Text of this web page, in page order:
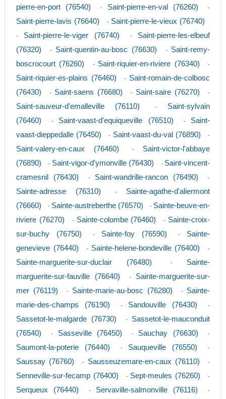
pierre-en-port (76540)
- Saint-pierre-en-val (76260) -
Saint-pierre-lavis (76640) - Saint-pierre-le-vieux (76740)
- Saint-pierre-le-viger (76740) - Saint-pierre-les-elbeuf
(76320)
- Saint-quentin-au-bosc (76630) - Saint-remy-
boscrocourt (76260)
- Saint-riquier-en-riviere (76340) -
Saint-riquier-es-plains (76460) - Saint-romain-de-colbosc
(76430)
- Saint-saens (76680) - Saint-saire (76270) -
Saint-sauveur-d'emalleville (76110) - Saint-sylvain
(76460)
- Saint-vaast-d'equiqueville (76510) - Saint-
vaast-dieppedalle (76450)
- Saint-vaast-du-val (76890) -
Saint-valery-en-caux (76460) - Saint-victor-l'abbaye
(76890)
- Saint-vigor-d'ymonville (76430) - Saint-vincent-
cramesnil (76430)
- Saint-wandrille-rancon (76490) -
Sainte-adresse (76310) - Sainte-agathe-d'aliermont
(76660)
- Sainte-austreberthe (76570) - Sainte-beuve-en-
riviere (76270)
- Sainte-colombe (76460) - Sainte-croix-
sur-buchy (76750)
- Sainte-foy (76590) - Sainte-
genevieve (76440)
- Sainte-helene-bondeville (76400) -
Sainte-marguerite-sur-duclair (76480) - Sainte-
marguerite-sur-fauville (76640)
- Sainte-marguerite-sur-
mer (76119)
- Sainte-marie-au-bosc (76280) - Sainte-
marie-des-champs (76190)
- Sandouville (76430) -
Sassetot-le-malgarde (76730) - Sassetot-le-mauconduit
(76540)
- Sasseville (76450) - Sauchay (76630) -
Saumont-la-poterie (76440) - Sauqueville (76550) -
Saussay (76760) - Sausseuzemare-en-caux (76110) -
Senneville-sur-fecamp (76400) - Sept-meules (76260) -
Serqueux (76440) - Servaville-salmonville (76116) -